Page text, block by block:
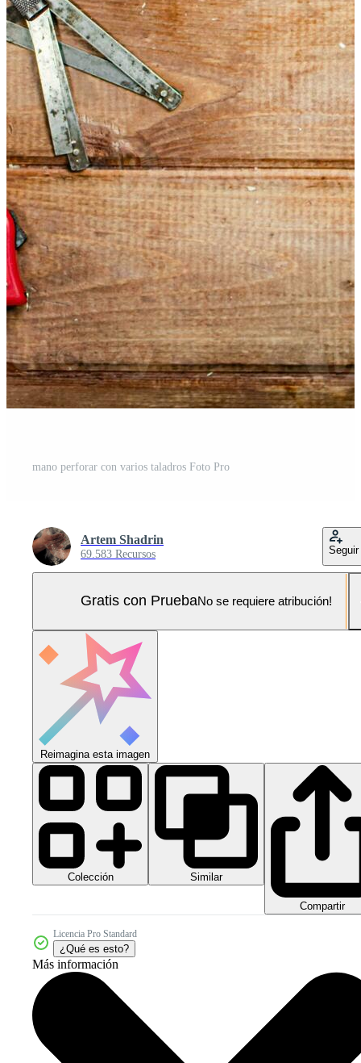
mano perforar con varios taladros Foto Pro
Artem Shadrin
69.583 Recursos Seguir
Gratis con PruebaNo se requiere atribución!
Reimagina esta imagen
Colección Similar
Compartir
Licencia Pro Standard
¿Qué es esto?
Más información